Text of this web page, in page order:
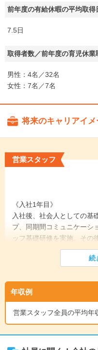
前年度の有給休暇の平均取得
7.5日
取得者数／前年度の育児休業
男性：4名／32名
女性：7名／7名
将来のキャリアイメ
営業スタッフ
《入社1年目》
入社後、社会人としての基
プ、同期間コミュニケーシ
ッフ基礎研修を実施。その
らなる成長をしていきます
入社5年目には、お客様と
族やご友人をご紹介いただ
↓
続
年収例
営業スタッフ全員の平均年